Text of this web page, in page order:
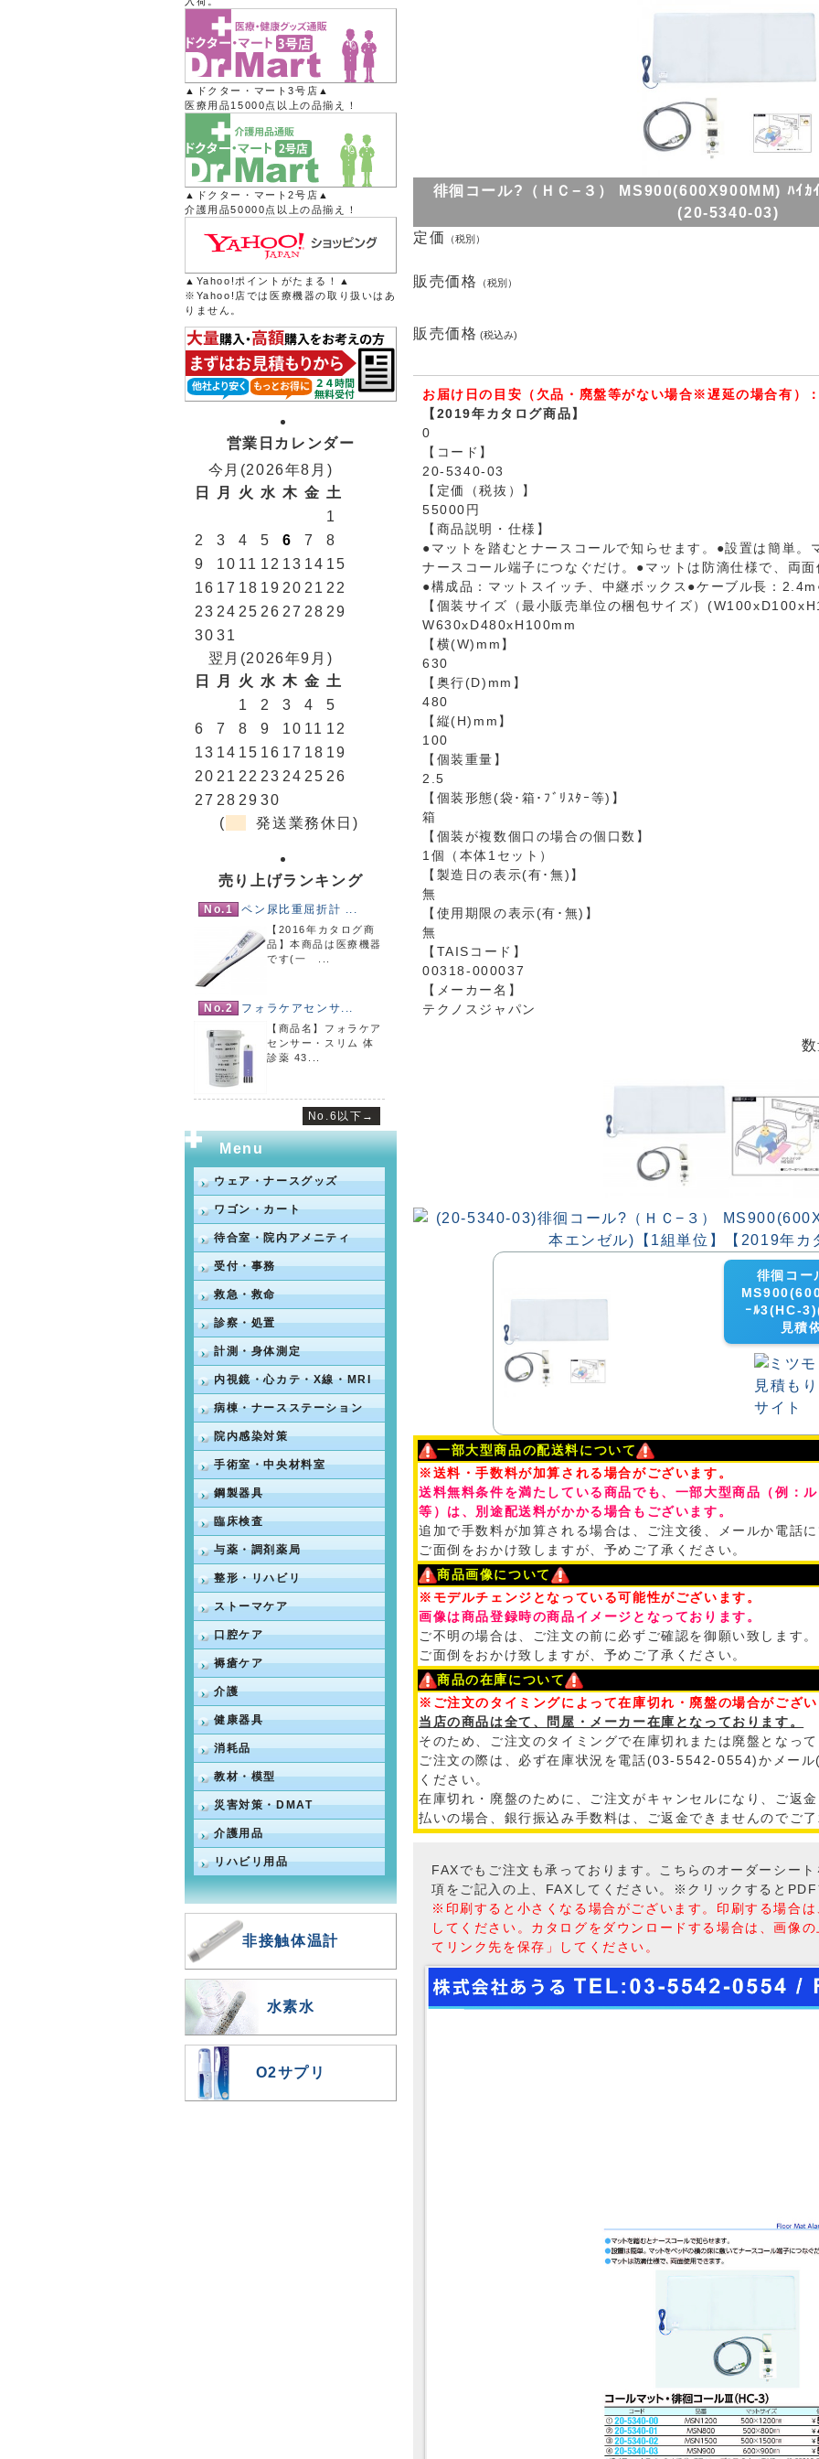
徘徊コール?（ＨＣ−３） MS900(600X900MM) ﾊｲ
(20-5340-03)
定価
（税別）
販売価格 （税別）
販売価格 (税込み)
お届け日の目安（欠品・廃盤等がない場合※遅延の場合有）
【2019年カタログ商品】
0
【コード】
20-5340-03
【定価（税抜）】
55000円
【商品説明・仕様】
●マットを踏むとナースコールで知らせます。●設置は簡単。
ナースコール端子につなぐだけ。●マットは防滴仕様で、両
●構成品：マットスイッチ、中継ボックス●ケーブル長：
【個装サイズ（最小販売単位の梱包サイズ）
W630xD480xH100mm
【横(W)mm】
630
【奥行(D)mm】
480
【縦(H)mm】
100
【個装重量】
2.5
【個装形態(袋･箱･ﾌﾞﾘｽﾀｰ等)】
箱
【個装が複数個口の場合の個口数】
1個（本体1セット）
【製造日の表示(有･無)】
無
【使用期限の表示(有･無)】
無
【TAISコード】
00318-000037
【メーカー名】
テクノスジャパン
徘徊コー
ｰﾙ3(HC-
見積
一部大型商品の配送料について
※送料・手数料が加算される場合がございます。
送料無料条件を満たしている商品でも、一部大型商品（例：
等）は、別途配送料がかかる場合もございます。
追加で手数料が加算される場合は、ご注文後、メールか電話
ご面倒をおかけ致しますが、予めご了承ください。
商品画像について
※モデルチェンジとなっている可能性がございます。
画像は商品登録時の商品イメージとなっております。
ご不明の場合は、ご注文の前に必ずご確認を御願い致します。
ご面倒をおかけ致しますが、予めご了承ください。
商品の在庫について
※ご注文のタイミングによって在庫切れ・廃盤の場合がござ
当店の商品は全て、問屋・メーカー在庫となっております。
そのため、ご注文のタイミングで在庫切れまたは廃盤となっ
ご注文の際は、必ず在庫状況を電話(03-5542-0554)かメール
ください。
在庫切れ・廃盤のために、ご注文がキャンセルになり、ご返
払いの場合、銀行振込み手数料は、ご返金できませんのでご
FAXでもご注文も承っております。こちらのオーダーシー
項をご記入の上、FAXしてください。※クリックすると
※印刷すると小さくなる場合がございます。印刷する場合
してください。カタログをダウンロードする場合は、画像
てリンク先を保存」してください。
▲ドクター・マート3号店▲
医療用品15000点以上の品揃え！
▲ドクター・マート2号店▲
介護用品50000点以上の品揃え！
▲Yahoo!ポイントがたまる！▲
※Yahoo!店では医療機器の取り扱いはあ
りません。
営業日カレンダー
今月(2026年8月)
日
月 火 水 木 金 土
1
2
3 4 5 6 7
8
9
10 11 12 13 14 15
16 17 18 19 20 21 22
23 24 25 26 27 28 29
30 31
翌月(2026年9月)
日
月 火 水 木 金 土
1
2 3 4
5
6
7 8 9 10 11 12
13 14 15 16 17 18 19
20 21 22 23 24 25 26
27 28 29 30
(
発送業務休日)
売り上げランキング
No.1 ペン尿比重屈折計 ...
【2016年カタログ商
品】本商品は医療機器
です(一 ...
No.2 フォラケアセンサ...
【商品名】フォラケア
センサー・スリム 体
診薬 43...
No.6以下→
Menu
ウェア・ナースグッズ
ワゴン・カート
待合室・院内アメニティ
受付・事務
救急・救命
診察・処置
計測・身体測定
内視鏡・心カテ・X線・MRI
病棟・ナースステーション
院内感染対策
手術室・中央材料室
鋼製器具
臨床検査
与薬・調剤薬局
整形・リハビリ
ストーマケア
口腔ケア
褥瘡ケア
介護
健康器具
消耗品
教材・模型
災害対策・DMAT
介護用品
リハビリ用品
非接触体温計
水素水
O2サプリ